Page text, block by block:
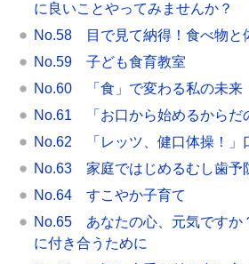
に良いことやってみませんか？
No.58 目で見て納得！食べ物と
No.59 子ども食育教室
No.60 「食」で変わる私の未来
No.61 「お口から始めるからだ
No.62 「レッツ、健口体操！」
No.63 家庭ではじめるむし歯予
No.64 すこやか子育て
No.65 あなたの心、元気です
に付き合うために